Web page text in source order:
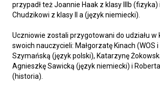
przypadł też Joannie Haak z klasy IIIb (fizyka)
Chudzikowi z klasy II a (język niemiecki).
Uczniowie zostali przygotowani do udziału w
swoich nauczycieli: Małgorzatę Kinach (WOS
Szymańską (język polski), Katarzynę
Agnieszkę Sawicką (język niemiecki) i
(historia).